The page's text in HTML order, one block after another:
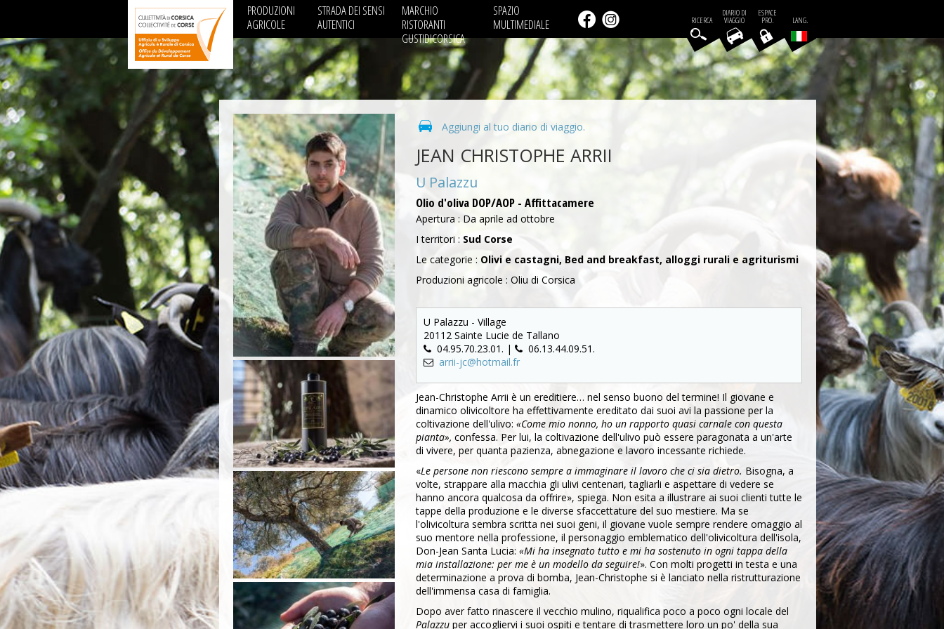
PRODUZIONI
AGRICOLE
STRADA DEI SENSI
AUTENTICI
MARCHIO
RISTORANTI
GUSTIDICORSICA
SPAZIO
MULTIMEDIALE
LANG.
ESPACE
PRO.
DIARIO DI
VIAGGIO
RICERCA
Aggiungi al tuo diario di viaggio.
JEAN CHRISTOPHE ARRII
U Palazzu
Olio d'oliva DOP/AOP - Affittacamere
Apertura : Da aprile ad ottobre
I territori : Sud Corse
Le categorie : Olivi e castagni, Bed and breakfast, alloggi rurali e agriturismi
Produzioni agricole : Oliu di Corsica
U Palazzu - Village
20112 Sainte Lucie de Tallano
04.95.70.23.01. |
06.13.44.09.51.
arrii-jc@hotmail.fr
Jean-Christophe Arrii è un ereditiere… nel senso buono del termine! Il giovane e
dinamico olivicoltore ha effettivamente ereditato dai suoi avi la passione per la
coltivazione dell'ulivo: «Come mio nonno, ho un rapporto quasi carnale con questa
pianta», confessa. Per lui, la coltivazione dell'ulivo può essere paragonata a un'arte
di vivere, per quanta pazienza, abnegazione e lavoro incessante richiede.
«Le persone non riescono sempre a immaginare il lavoro che ci sia dietro. Bisogna, a
volte, strappare alla macchia gli ulivi centenari, tagliarli e aspettare di vedere se
hanno ancora qualcosa da offrire», spiega. Non esita a illustrare ai suoi clienti tutte le
tappe della produzione e le diverse sfaccettature del suo mestiere. Ma se
l'olivicoltura sembra scritta nei suoi geni, il giovane vuole sempre rendere omaggio al
suo mentore nella professione, il personaggio emblematico dell'olivicoltura dell'isola,
Don-Jean Santa Lucia: «Mi ha insegnato tutto e mi ha sostenuto in ogni tappa della
mia installazione: per me è un modello da seguire!». Con molti progetti in testa e una
determinazione a prova di bomba, Jean-Christophe si è lanciato nella ristrutturazione
dell'immensa casa di famiglia.
Dopo aver fatto rinascere il vecchio mulino, riqualifica poco a poco ogni locale del
Palazzu per accogliervi i suoi ospiti e tentare di trasmettere loro un po' della sua